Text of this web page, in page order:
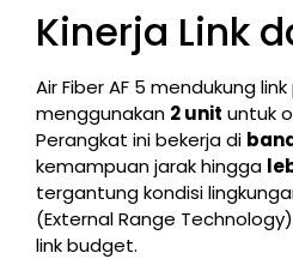
Kinerja Link
Air Fiber AF 5 mendukung
menggunakan 2 unit untuk
Perangkat ini bekerja di
kemampuan jarak hingga
tergantung kondisi
(External Range
link budget.